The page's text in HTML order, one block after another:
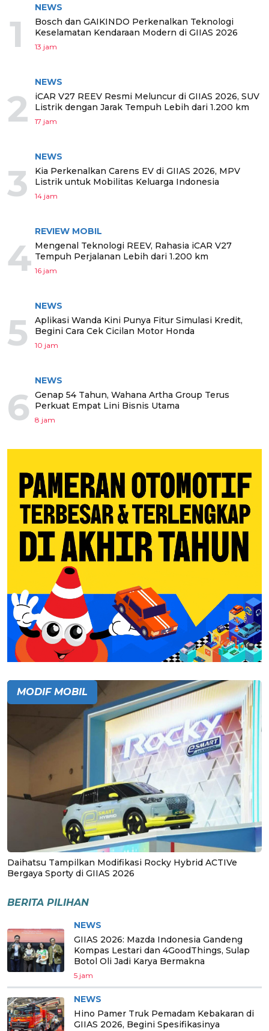
1
NEWS
Bosch dan GAIKINDO Perkenalkan Teknologi
Keselamatan Kendaraan Modern di GIIAS 2026
13 jam
2
NEWS
iCAR V27 REEV Resmi Meluncur di GIIAS 2026, SUV
Listrik dengan Jarak Tempuh Lebih dari 1.200 km
17 jam
3
NEWS
Kia Perkenalkan Carens EV di GIIAS 2026, MPV
Listrik untuk Mobilitas Keluarga Indonesia
14 jam
4
REVIEW MOBIL
Mengenal Teknologi REEV, Rahasia iCAR V27
Tempuh Perjalanan Lebih dari 1.200 km
16 jam
5
NEWS
Aplikasi Wanda Kini Punya Fitur Simulasi Kredit,
Begini Cara Cek Cicilan Motor Honda
10 jam
6
NEWS
Genap 54 Tahun, Wahana Artha Group Terus
Perkuat Empat Lini Bisnis Utama
8 jam
MODIF MOBIL
Daihatsu Tampilkan Modifikasi Rocky Hybrid ACTIVe
Bergaya Sporty di GIIAS 2026
BERITA PILIHAN
NEWS
GIIAS 2026: Mazda Indonesia Gandeng
Kompas Lestari dan 4GoodThings, Sulap
Botol Oli Jadi Karya Bermakna
5 jam
NEWS
Hino Pamer Truk Pemadam Kebakaran di
GIIAS 2026, Begini Spesifikasinya